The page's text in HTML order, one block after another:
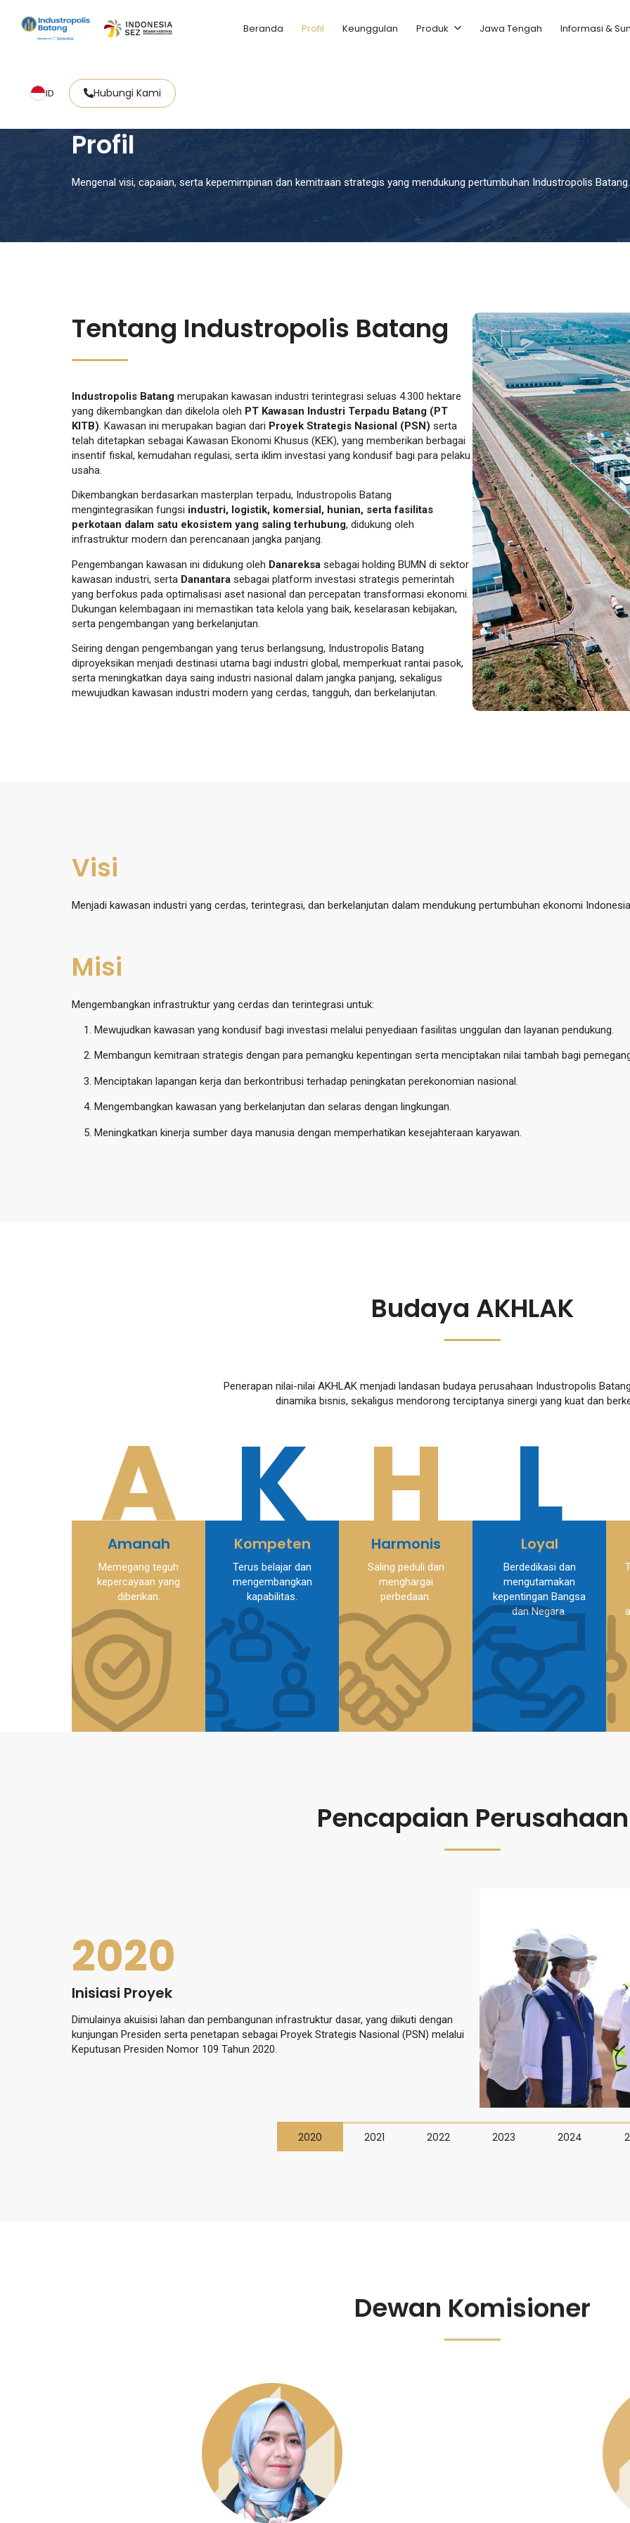
Beranda Profil Keunggulan Produk Jawa Tengah Informasi &
ID Hubungi Kami
Beranda Tentang Kami
Profil
Mengenal visi, capaian, serta kepemimpinan dan kemitraan strategis yang mendukung pertumbuhan Industropolis Batang.
Tentang Industropolis Batang
Industropolis Batang merupakan kawasan industri terintegrasi seluas 4.300 hektare
yang dikembangkan dan dikelola oleh PT Kawasan Industri Terpadu Batang (PT
KITB). Kawasan ini merupakan bagian dari Proyek Strategis Nasional (PSN) serta
telah ditetapkan sebagai Kawasan Ekonomi Khusus (KEK), yang memberikan berbagai
insentif fiskal, kemudahan regulasi, serta iklim investasi yang kondusif bagi para pelaku
usaha.
Dikembangkan berdasarkan masterplan terpadu, Industropolis Batang
mengintegrasikan fungsi industri, logistik, komersial, hunian, serta fasilitas
perkotaan dalam satu ekosistem yang saling terhubung, didukung oleh
infrastruktur modern dan perencanaan jangka panjang.
Pengembangan kawasan ini didukung oleh Danareksa sebagai holding BUMN di sektor
kawasan industri, serta Danantara sebagai platform investasi strategis pemerintah
yang berfokus pada optimalisasi aset nasional dan percepatan transformasi ekonomi.
Dukungan kelembagaan ini memastikan tata kelola yang baik, keselarasan kebijakan,
serta pengembangan yang berkelanjutan.
Seiring dengan pengembangan yang terus berlangsung, Industropolis Batang
diproyeksikan menjadi destinasi utama bagi industri global, memperkuat rantai pasok,
serta meningkatkan daya saing industri nasional dalam jangka panjang, sekaligus
mewujudkan kawasan industri modern yang cerdas, tangguh, dan berkelanjutan.
Visi
Menjadi kawasan industri yang cerdas, terintegrasi, dan berkelanjutan dalam mendukung pertumbuhan ekonomi
Misi
Mengembangkan infrastruktur yang cerdas dan terintegrasi untuk:
Mewujudkan kawasan yang kondusif bagi investasi melalui penyediaan fasilitas unggulan dan layanan pendukung.
Membangun kemitraan strategis dengan para pemangku kepentingan serta menciptakan nilai tambah bagi
Menciptakan lapangan kerja dan berkontribusi terhadap peningkatan perekonomian nasional.
Mengembangkan kawasan yang berkelanjutan dan selaras dengan lingkungan.
Meningkatkan kinerja sumber daya manusia dengan memperhatikan kesejahteraan karyawan.
Budaya AKHLAK
Penerapan nilai-nilai AKHLAK menjadi landasan budaya perusahaan Industropolis
dinamika bisnis, sekaligus mendorong terciptanya sinergi yang kuat dan
A
Amanah
Memegang teguh
kepercayaan yang
diberikan.
K
Kompeten
Terus belajar dan
mengembangkan
kapabilitas.
H
Harmonis
Saling peduli dan
menghargai
perbedaan.
L
Loyal
Berdedikasi dan
mengutamakan
kepentingan Bangsa
dan Negara.
Pencapaian Perusahaan
2020
Inisiasi Proyek
Dimulainya akuisisi lahan dan pembangunan infrastruktur dasar, yang diikuti dengan
kunjungan Presiden serta penetapan sebagai Proyek Strategis Nasional (PSN) melalui
Keputusan Presiden Nomor 109 Tahun 2020.
2020 2021 2022 2023 2024
Dewan Komisioner